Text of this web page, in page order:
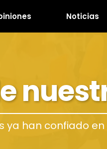
Noticias
ya han confiado